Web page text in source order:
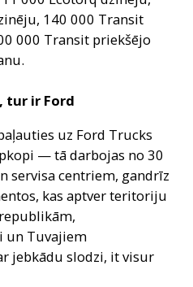
140 000 Transit
000 Transit priekšējo
tur ir Ford
uz Ford Trucks
— tā darbojas no 30
servisa centriem, gandrīz
kas aptver teritoriju
un Tuvajiem
jebkādu slodzi, it visur